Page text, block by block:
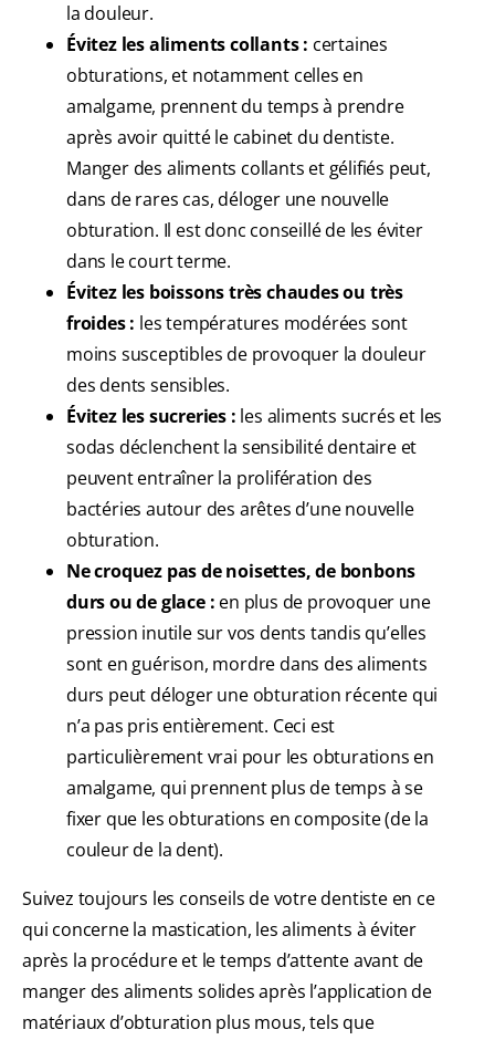
la douleur.
Évitez les aliments collants : certaines
obturations, et notamment celles en
amalgame, prennent du temps à prendre
après avoir quitté le cabinet du dentiste.
Manger des aliments collants et gélifiés peut,
dans de rares cas, déloger une nouvelle
obturation. Il est donc conseillé de les éviter
dans le court terme.
Évitez les boissons très chaudes ou très
froides : les températures modérées sont
moins susceptibles de provoquer la douleur
des dents sensibles.
Évitez les sucreries : les aliments sucrés et les
sodas déclenchent la sensibilité dentaire et
peuvent entraîner la prolifération des
bactéries autour des arêtes d’une nouvelle
obturation.
Ne croquez pas de noisettes, de bonbons
durs ou de glace : en plus de provoquer une
pression inutile sur vos dents tandis qu’elles
sont en guérison, mordre dans des aliments
durs peut déloger une obturation récente qui
n’a pas pris entièrement. Ceci est
particulièrement vrai pour les obturations en
amalgame, qui prennent plus de temps à se
fixer que les obturations en composite (de la
couleur de la dent).
Suivez toujours les conseils de votre dentiste en ce
qui concerne la mastication, les aliments à éviter
après la procédure et le temps d’attente avant de
manger des aliments solides après l’application de
matériaux d’obturation plus mous, tels que